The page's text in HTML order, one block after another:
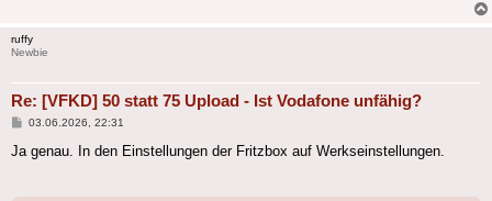
ruffy
Newbie
Re: [VFKD] 50 statt 75 Upload - Ist Vodafone unfähig?
Beitrag
03.06.2026, 22:31
Ja genau. In den Einstellungen der Fritzbox auf Werkseinstellungen.